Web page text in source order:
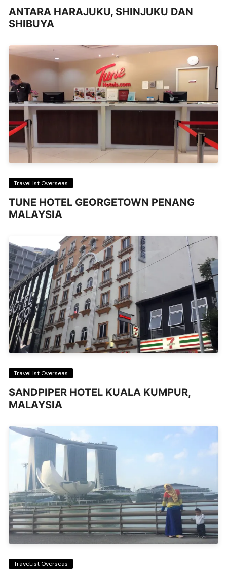
ANTARA HARAJUKU, SHINJUKU DAN
SHIBUYA
TraveList Overseas
TUNE HOTEL GEORGETOWN PENANG
MALAYSIA
TraveList Overseas
SANDPIPER HOTEL KUALA KUMPUR,
MALAYSIA
TraveList Overseas